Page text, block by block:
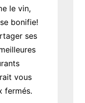
le vin,
bonifie!
ses
vous
fermés.